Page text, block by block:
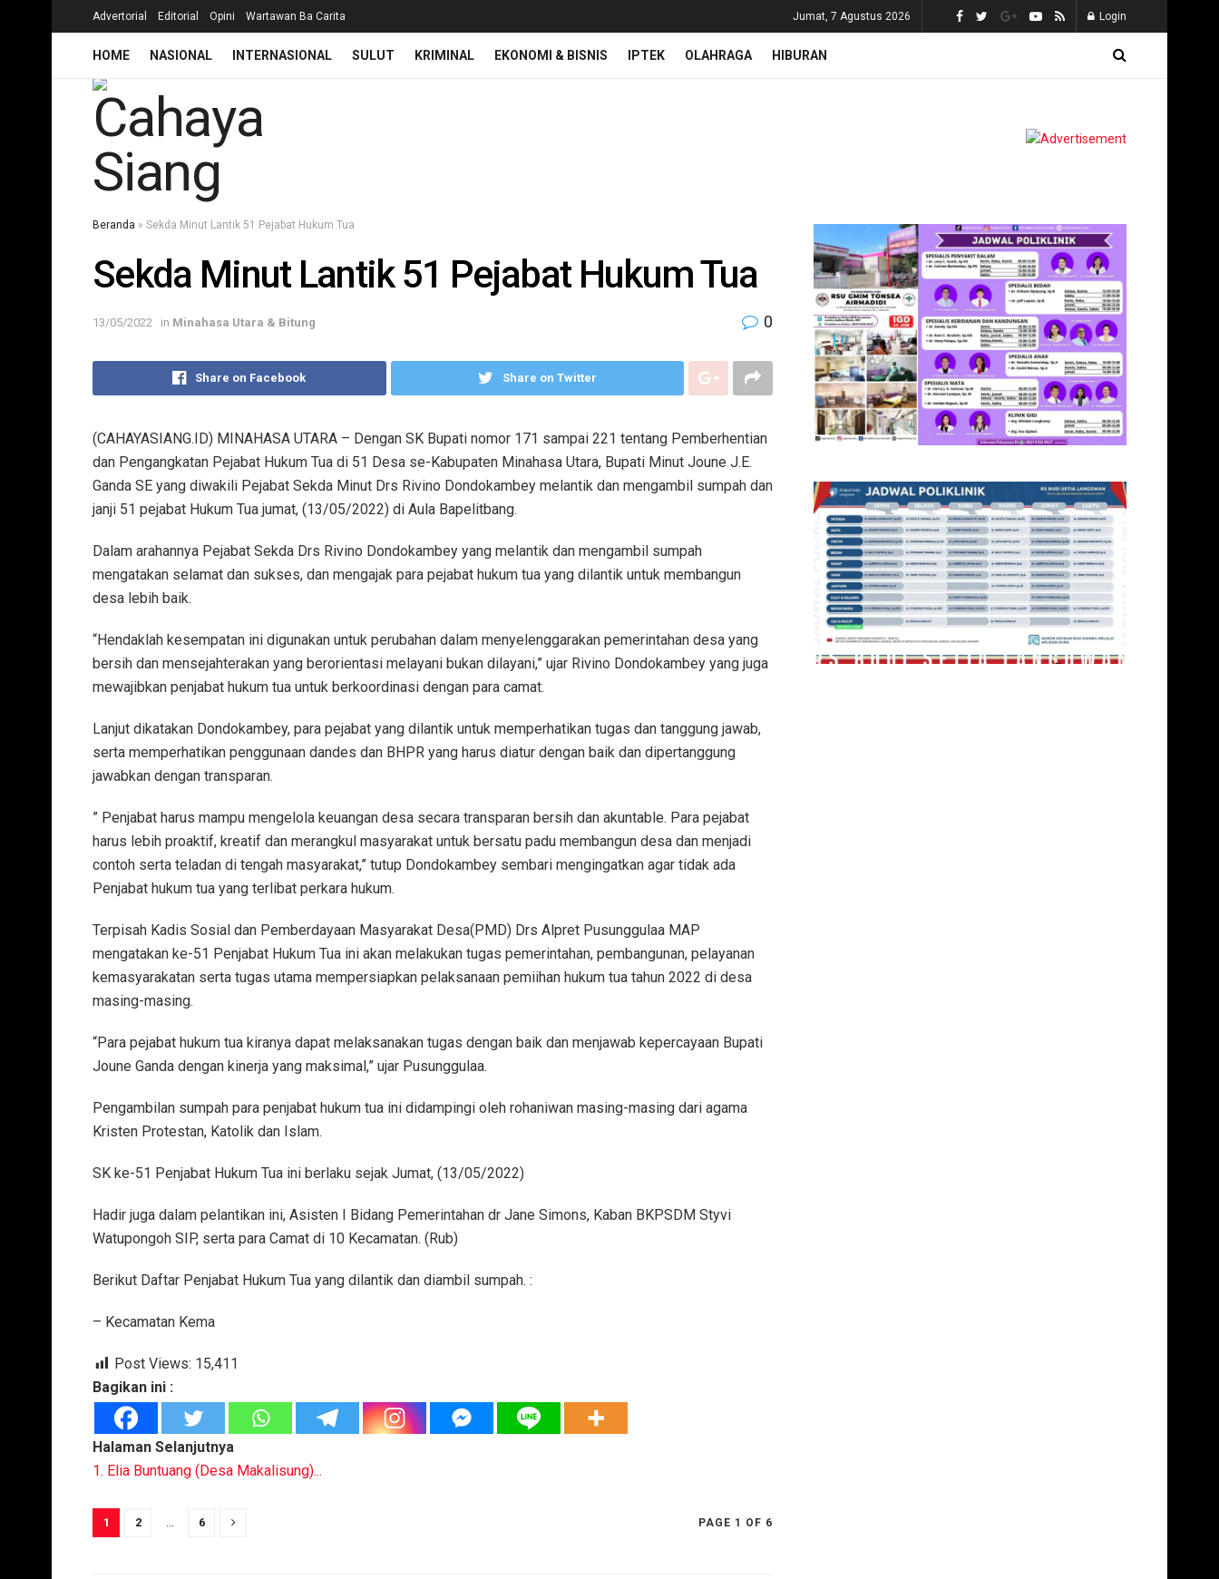
Advertorial Editorial Opini Wartawan Ba Carita Jumat, 7 Agustus 2026 Login
HOME NASIONAL INTERNASIONAL SULUT KRIMINAL EKONOMI & BISNIS IPTEK OLAHRAGA HIBURAN
Beranda » Sekda Minut Lantik 51 Pejabat Hukum Tua
Sekda Minut Lantik 51 Pejabat Hukum Tua
13/05/2022 in Minahasa Utara & Bitung 0
Share on Facebook Share on Twitter
(CAHAYASIANG.ID) MINAHASA UTARA – Dengan SK Bupati nomor 171 sampai 221 tentang Pemberhentian
dan Pengangkatan Pejabat Hukum Tua di 51 Desa se-Kabupaten Minahasa Utara, Bupati Minut Joune J.E.
Ganda SE yang diwakili Pejabat Sekda Minut Drs Rivino Dondokambey melantik dan mengambil sumpah dan
janji 51 pejabat Hukum Tua jumat, (13/05/2022) di Aula Bapelitbang.
Dalam arahannya Pejabat Sekda Drs Rivino Dondokambey yang melantik dan mengambil sumpah
mengatakan selamat dan sukses, dan mengajak para pejabat hukum tua yang dilantik untuk membangun
desa lebih baik.
“Hendaklah kesempatan ini digunakan untuk perubahan dalam menyelenggarakan pemerintahan desa yang
bersih dan mensejahterakan yang berorientasi melayani bukan dilayani,” ujar Rivino Dondokambey yang juga
mewajibkan penjabat hukum tua untuk berkoordinasi dengan para camat.
Lanjut dikatakan Dondokambey, para pejabat yang dilantik untuk memperhatikan tugas dan tanggung jawab,
serta memperhatikan penggunaan dandes dan BHPR yang harus diatur dengan baik dan dipertanggung
jawabkan dengan transparan.
” Penjabat harus mampu mengelola keuangan desa secara transparan bersih dan akuntable. Para pejabat
harus lebih proaktif, kreatif dan merangkul masyarakat untuk bersatu padu membangun desa dan menjadi
contoh serta teladan di tengah masyarakat,” tutup Dondokambey sembari mengingatkan agar tidak ada
Penjabat hukum tua yang terlibat perkara hukum.
Terpisah Kadis Sosial dan Pemberdayaan Masyarakat Desa(PMD) Drs Alpret Pusunggulaa MAP
mengatakan ke-51 Penjabat Hukum Tua ini akan melakukan tugas pemerintahan, pembangunan, pelayanan
kemasyarakatan serta tugas utama mempersiapkan pelaksanaan pemiihan hukum tua tahun 2022 di desa
masing-masing.
“Para pejabat hukum tua kiranya dapat melaksanakan tugas dengan baik dan menjawab kepercayaan Bupati
Joune Ganda dengan kinerja yang maksimal,” ujar Pusunggulaa.
Pengambilan sumpah para penjabat hukum tua ini didampingi oleh rohaniwan masing-masing dari agama
Kristen Protestan, Katolik dan Islam.
SK ke-51 Penjabat Hukum Tua ini berlaku sejak Jumat, (13/05/2022)
Hadir juga dalam pelantikan ini, Asisten I Bidang Pemerintahan dr Jane Simons, Kaban BKPSDM Styvi
Watupongoh SIP, serta para Camat di 10 Kecamatan. (Rub)
Berikut Daftar Penjabat Hukum Tua yang dilantik dan diambil sumpah. :
– Kecamatan Kema
Post Views: 15,411
Bagikan ini :
Halaman Selanjutnya
1. Elia Buntuang (Desa Makalisung)...
PAGE 1 OF 6
1 2 6